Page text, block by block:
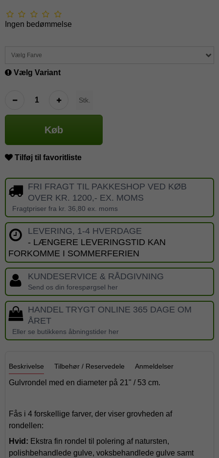
Ingen bedømmelse
Vælg Farve
Vælg Variant
Stk.
Køb
Tilføj til favoritliste
FRI FRAGT TIL PAKKESHOP VED KØB
OVER KR. 1200,- EX. MOMS
Fragtpriser fra kr. 36,80 ex. moms
LEVERING, 1-4 HVERDAGE
- LÆNGERE LEVERINGSTID KAN
FORKOMME I SOMMERFERIEN
KUNDESERVICE & RÅDGIVNING
Send os din forespørgsel her
HANDEL TRYGT ONLINE 365 DAGE OM
ÅRET
Eller se butikkens åbningstider her
Beskrivelse Tilbehør / Reservedele Anmeldelser
Gulvrondel med en diameter på 21" / 53 cm.
Fås i 4 forskellige farver, der viser grovheden af
rondellen:
Hvid: Ekstra fin rondel til polering af natursten,
polishbehandlede gulve, voksbehandlede gulve samt